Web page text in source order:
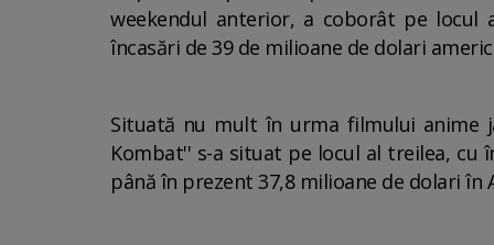
weekendul anterior, a coborât pe locul
încasări de 39 de milioane de dolari
Situată nu mult în urma filmului anime
Kombat'' s-a situat pe locul al treilea, cu
până în prezent 37,8 milioane de dolari